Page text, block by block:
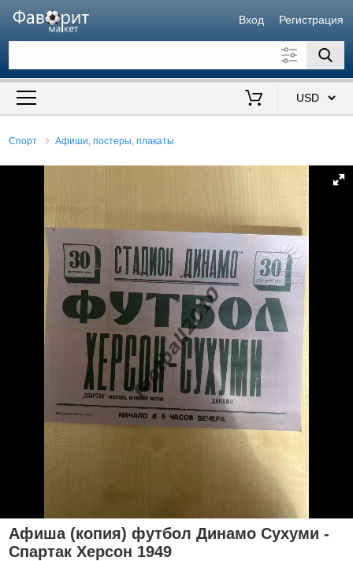
Вход Регистрация
Искать также в описании
Спорт Афиши, постеры, плакаты
Афиша (копия) футбол Динамо Сухуми -
Спартак Херсон 1949